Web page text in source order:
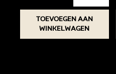
Toevoegen aan
winkelwagen